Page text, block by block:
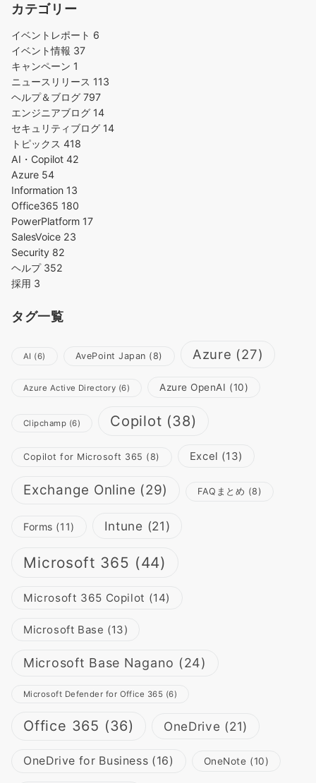
カテゴリー
イベントレポート 6
イベント情報 37
キャンペーン 1
ニュースリリース 113
ヘルプ＆ブログ 797
エンジニアブログ 14
セキュリティブログ 14
トピックス 418
AI・Copilot 42
Azure 54
Information 13
Office365 180
PowerPlatform 17
SalesVoice 23
Security 82
ヘルプ 352
採用 3
タグ一覧
AI (6) AvePoint Japan (8) Azure (27)
Azure Active Directory (6) Azure OpenAI (10)
Clipchamp (6) Copilot (38)
Copilot for Microsoft 365 (8) Excel (13)
Exchange Online (29) FAQまとめ (8)
Forms (11) Intune (21)
Microsoft 365 (44)
Microsoft 365 Copilot (14)
Microsoft Base (13)
Microsoft Base Nagano (24)
Microsoft Defender for Office 365 (6)
Office 365 (36) OneDrive (21)
OneDrive for Business (16) OneNote (10)